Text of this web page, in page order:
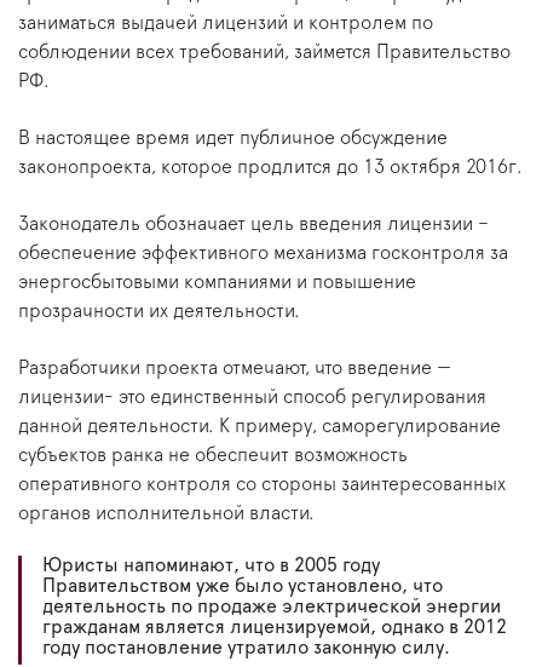
заниматься выдачей лицензий и контролем по
соблюдении всех требований, займется Правительство
РФ.
В настоящее время идет публичное обсуждение
законопроекта, которое продлится до 13 октября 2016г.
Законодатель обозначает цель введения лицензии –
обеспечение эффективного механизма госконтроля за
энергосбытовыми компаниями и повышение
прозрачности их деятельности.
Разработчики проекта отмечают, что введение —
лицензии- это единственный способ регулирования
данной деятельности. К примеру, саморегулирование
субъектов ранка не обеспечит возможность
оперативного контроля со стороны заинтересованных
органов исполнительной власти.
Юристы напоминают, что в 2005 году
Правительством уже было установлено, что
деятельность по продаже электрической энергии
гражданам является лицензируемой, однако в 2012
году постановление утратило законную силу.